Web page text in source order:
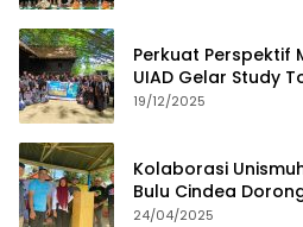
Perkuat Perspektif
UIAD Gelar Study
19/12/2025
Kolaborasi
Bulu Cindea
24/04/2025